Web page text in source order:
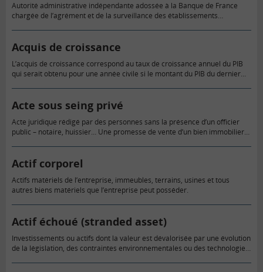
Autorité administrative indépendante adossée à la Banque de France
chargée de l’agrément et de la surveillance des établissements
Acquis de croissance
L’acquis de croissance correspond au taux de croissance annuel du PIB
qui serait obtenu pour une année civile si le montant du PIB du dernier
Acte sous seing privé
Acte juridique rédigé par des personnes sans la présence d’un officier
public – notaire, huissier… Une promesse de vente d’un bien immobilier
Actif corporel
Actifs matériels de l’entreprise, immeubles, terrains, usines et tous
autres biens matériels que l’entreprise peut posséder.
Actif échoué (stranded asset)
Investissements ou actifs dont la valeur est dévalorisée par une évolution
de la législation, des contraintes environnementales ou des technologies.